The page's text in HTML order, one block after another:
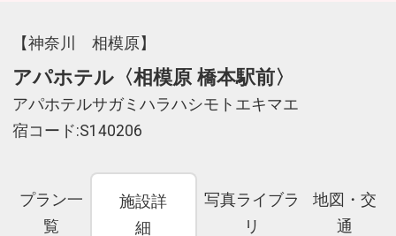
【神奈川 相模原】
アパホテル〈相模原 橋本駅前〉
アパホテルサガミハラハシモトエキマエ
宿コード:S140206
プラン一
覧
施設詳
細
写真ライブラ
リ
地図・交
通